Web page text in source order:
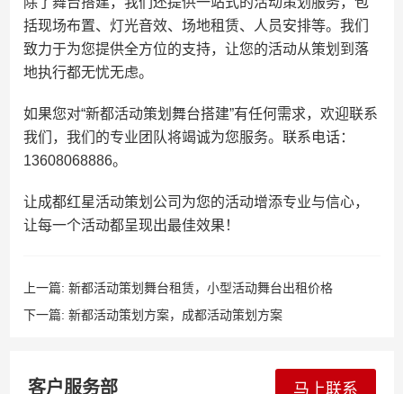
括现场布置、灯光音效、场地租赁、人员安排等。我们
致力于为您提供全方位的支持，让您的活动从策划到落
地执行都无忧无虑。
如果您对“新都活动策划舞台搭建”有任何需求，欢迎联系
我们，我们的专业团队将竭诚为您服务。联系电话：
13608068886。
让成都红星活动策划公司为您的活动增添专业与信心，
让每一个活动都呈现出最佳效果！
上一篇: 新都活动策划舞台租赁，小型活动舞台出租价格
下一篇: 新都活动策划方案，成都活动策划方案
客户服务部 马上联系